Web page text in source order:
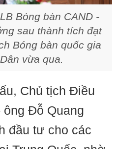
Bóng bàn CAND -
sau thành tích đạt
Bóng bàn quốc gia
vừa qua.
Chủ tịch Điều
ông Đỗ Quang
đầu tư cho các